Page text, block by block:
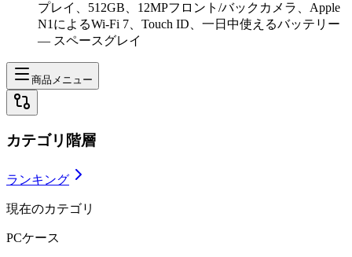
プレイ、512GB、12MPフロント/バックカメラ、Apple
N1によるWi-Fi 7、Touch ID、一日中使えるバッテリー
— スペースグレイ
商品メニュー
カテゴリ階層
ランキング
現在のカテゴリ
PCケース